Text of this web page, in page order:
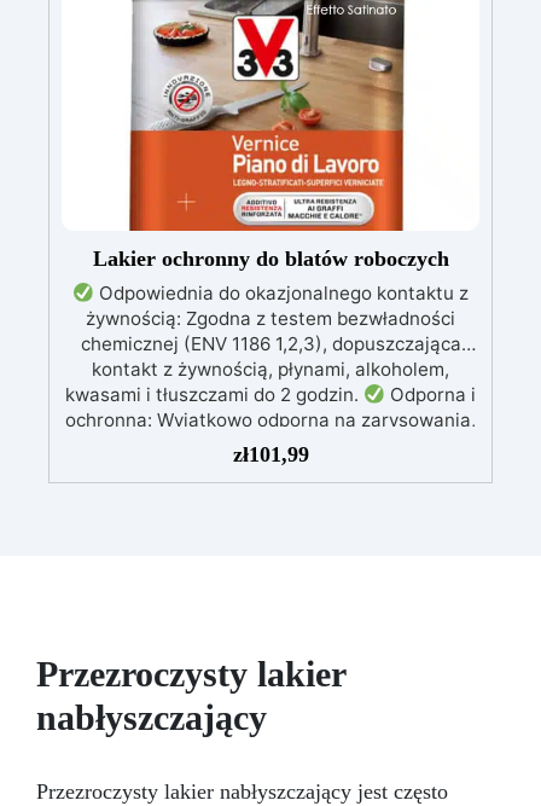
finish” to przezroczysty lakier akrylowy, który
wysycha w ciągu 15-20 minut (bez lampy UV),
pozostawiając powierzchnię lśniącą i
błyszczącą. „Top Finish” ma poręczny pędzelek
ułatwiający aplikację. Pomaluj swoje dzieło „Top
Finish” i pozostaw do wyschnięcia w
temperaturze pokojowej na 15-20 minut. I masz
to! Błyszczące i doskonałe przedmioty, super
szybko!
Lakier ochronny do blatów roboczych
Odpowiednia do okazjonalnego kontaktu z
żywnością: Zgodna z testem bezwładności
chemicznej (ENV 1186 1,2,3), dopuszczająca
kontakt z żywnością, płynami, alkoholem,
kwasami i tłuszczami do 2 godzin.
Odporna i
ochronna: Wyjątkowo odporna na zarysowania,
plamy (woda, kawa, wino, olej, ketchup) oraz
temperaturę do 100°C, zapewniając
24 godziny, łatwe czyszczenie wodą, bez
nieprzyjemnych zapachów.
bezbarwne wykończenie: Podczas aplikacji ma
zł101,99
Przezroczysty lakier
nabłyszczający
Przezroczysty lakier nabłyszczający jest często